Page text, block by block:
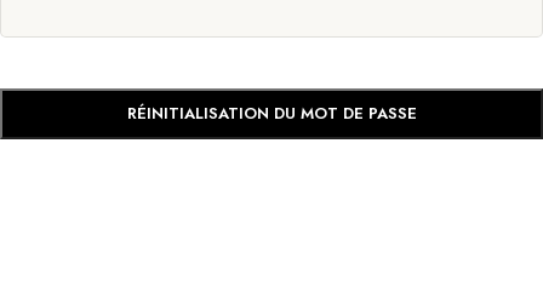
RÉINITIALISATION DU MOT DE PASSE